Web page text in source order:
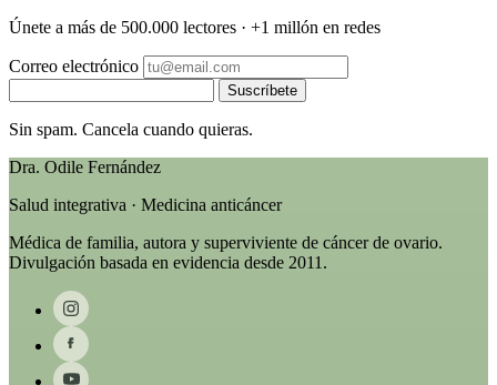
Únete a más de 500.000 lectores · +1 millón en redes
Correo electrónico
Suscríbete
Sin spam. Cancela cuando quieras.
Dra. Odile Fernández
Salud integrativa · Medicina anticáncer
Médica de familia, autora y superviviente de cáncer de ovario.
Divulgación basada en evidencia desde 2011.